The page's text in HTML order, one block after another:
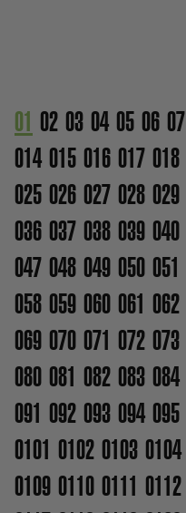
01 02 03 04 05 06 07
014 015 016 017 018
025 026 027 028 029
036 037 038 039 040
047 048 049 050 051
058 059 060 061 062
069 070 071 072 073
080 081 082 083 084
091 092 093 094 095
0101 0102 0103 0104
0109 0110 0111 0112